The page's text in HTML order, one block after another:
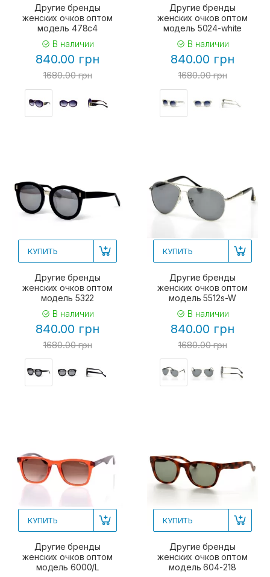
Другие бренды
женских очков оптом
модель 478c4
В наличии
840.00 грн
1680.00 грн
Другие бренды
женских очков оптом
модель 5024-white
В наличии
840.00 грн
1680.00 грн
КУПИТЬ
Другие бренды
женских очков оптом
модель 5322
В наличии
840.00 грн
1680.00 грн
КУПИТЬ
Другие бренды
женских очков оптом
модель 5512s-W
В наличии
840.00 грн
1680.00 грн
КУПИТЬ
Другие бренды
женских очков оптом
модель 6000/L
КУПИТЬ
Другие бренды
женских очков оптом
модель 604-218